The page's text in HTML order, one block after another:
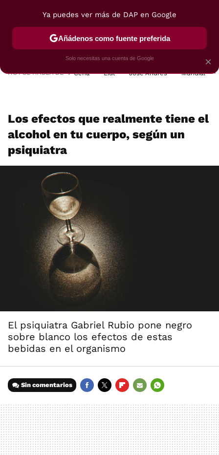
POSTRES VIAJES SELECCIÓN VEGUI
HOY SE HABLA DE Cena Lidl José Andrés Mundial
Los efectos que realmente tiene el
alcohol en tu cuerpo, según un
psiquiatra
El psiquiatra Gabriel Rubio pone negro
sobre blanco los efectos de estas
bebidas en el organismo
Sin comentarios
MAIL
×
Ya puedes ver más de DAP en Google
Añádenos como fuente preferida
Solo necesitas una cuenta de Google